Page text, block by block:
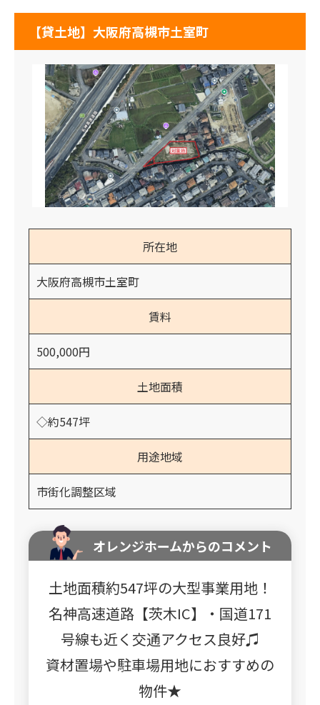
【貸土地】大阪府高槻市土室町
所在地
大阪府高槻市土室町
賃料
500,000円
土地面積
◇約547坪
用途地域
市街化調整区域
オレンジホームからのコメント
土地面積約547坪の大型事業用地！
名神高速道路【茨木IC】・国道171
号線も近く交通アクセス良好♫
資材置場や駐車場用地におすすめの
物件★